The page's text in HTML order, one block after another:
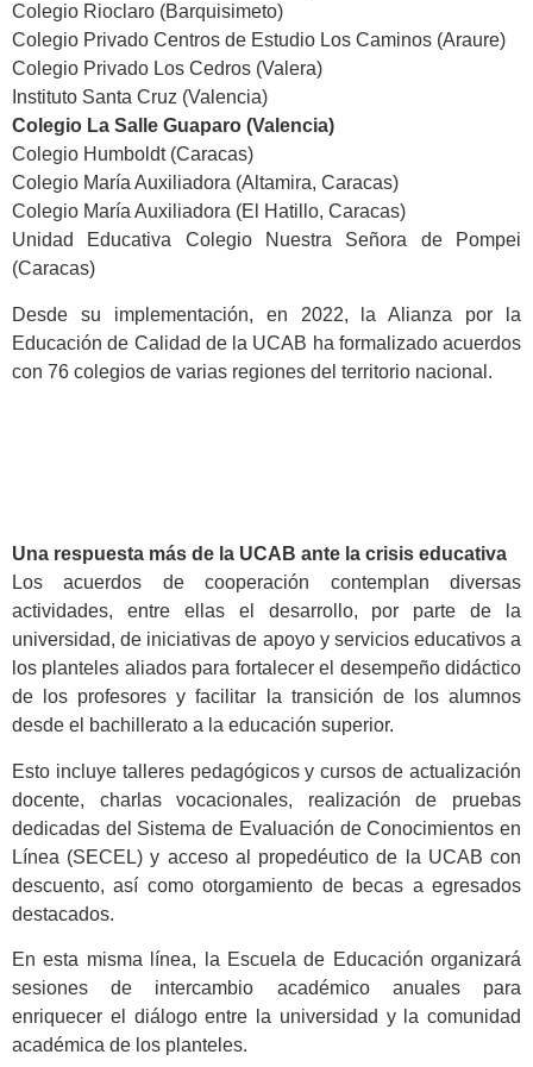
Colegio Rioclaro (Barquisimeto)
Colegio Privado Centros de Estudio Los Caminos (Araure)
Colegio Privado Los Cedros (Valera)
Instituto Santa Cruz (Valencia)
Colegio La Salle Guaparo (Valencia)
Colegio Humboldt (Caracas)
Colegio María Auxiliadora (Altamira, Caracas)
Colegio María Auxiliadora (El Hatillo, Caracas)
Unidad Educativa Colegio Nuestra Señora de Pompei
(Caracas)
Desde su implementación, en 2022, la Alianza por la
Educación de Calidad de la UCAB ha formalizado acuerdos
con 76 colegios de varias regiones del territorio nacional.
Una respuesta más de la UCAB ante la crisis educativa
Los acuerdos de cooperación contemplan diversas
actividades, entre ellas el desarrollo, por parte de la
universidad, de iniciativas de apoyo y servicios educativos a
los planteles aliados para fortalecer el desempeño didáctico
de los profesores y facilitar la transición de los alumnos
desde el bachillerato a la educación superior.
Esto incluye talleres pedagógicos y cursos de actualización
docente, charlas vocacionales, realización de pruebas
dedicadas del Sistema de Evaluación de Conocimientos en
Línea (SECEL) y acceso al propedéutico de la UCAB con
descuento, así como otorgamiento de becas a egresados
destacados.
En esta misma línea, la Escuela de Educación organizará
sesiones de intercambio académico anuales para
enriquecer el diálogo entre la universidad y la comunidad
académica de los planteles.